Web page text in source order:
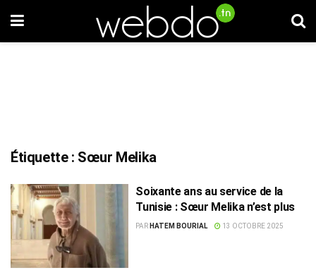
Étiquette : Sœur Melika
Soixante ans au service de la
Tunisie : Sœur Melika n’est plus
PAR HATEM BOURIAL 13 OCTOBRE 2025